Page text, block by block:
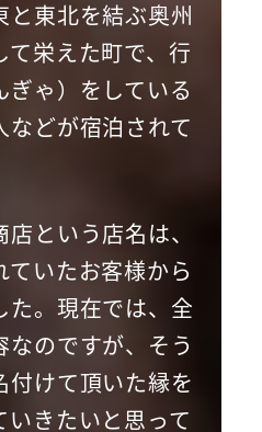
と東北を結ぶ奥州
栄えた町で、行
ゃ）をしている
などが宿泊されて
という店名は、
ていたお客様から
た。現在では、全
なのですが、そう
付けて頂いた縁を
きたいと思って